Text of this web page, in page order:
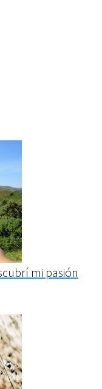
mi pasión